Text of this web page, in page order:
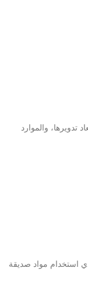
تدويرها، والموارد
استخدام مواد صديقة